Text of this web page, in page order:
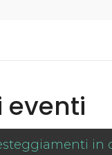
eventi
in